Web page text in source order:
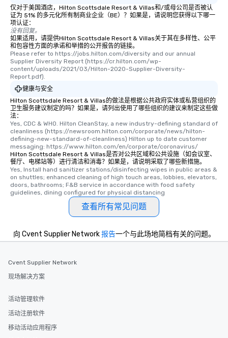
experience, we can also arrange for
an evening helicopter ride over the
glittering lights of The Strip. A
Memorable Experience for All Lip
Smacking Foodie Tours offers a way
to gather and dine that few have
experienced, and all are sure to
remember. Our one-of-a-kind tours
are special, from the first stop to the
last. It’s an experience that attendees
leave. Location, Location, Location
One of the best reasons to book is the
convenient and efficient way the
experience is designed. All
restaurants are within an easy
walking distance of each other. The
short stroll allows your group
members a chance to engage in prime
networking opportunities before
itinerary. You Get a Dinner and a Show
entertainment. All tours include a
who leads the group on a walking tour,
fascinating stories. Several other
interactive experiences are included
along the way exclusively to our tours,
仅对于美国酒店，Hilton Scottsdale Resort & Villas和/或母公司是否被认
证为 51% 的多元化所有制商业企业（BE）？如果是，请说明您获得以下哪一
项认证：
没有回复。
如果适用，请提供Hilton Scottsdale Resort & Villas关于其在多样性、公平
和包容性方面的承诺和举措的公开报告的链接。
Please refer to https://jobs.hilton.com/diversity and our annual
Supplier Diversity Report (https://cr.hilton.com/wp-
content/uploads/2021/03/Hilton-2020-Supplier-Diversity-
Report.pdf).
健康与安全
Hilton Scottsdale Resort & Villas的做法是根据公共政府实体或私营组织的
卫生服务建议制定的吗？如果是，请列出使用了哪些组织的建议来制定这些做
法：
Yes, CDC & WHO. Hilton CleanStay, a new industry-defining standard of
cleanliness (https://newsroom.hilton.com/corporate/news/hilton-
defining-new-standard-of-cleanliness) Hilton up to date customer
messaging: https://www.hilton.com/en/corporate/coronavirus/
Hilton Scottsdale Resort & Villas是否对公共区域和公共设施（如会议室、
餐厅、电梯站等）进行清洁和消毒？如果是，请说明采取了哪些新措施。
Yes, Install hand sanitizer stations/disinfecting wipes in public areas &
on shuttles; enhanced cleaning of high touch areas, lobbies, elevators,
doors, bathrooms; F&B service in accordance with food safety
guidelines, dining configured for physical distancing
查看所有常见问题
向 Cvent Supplier Network报告一个与此场地简档有关的问题。
Cvent Supplier Network
现场解决方案
活动管理软件
活动注册软件
移动活动应用程序